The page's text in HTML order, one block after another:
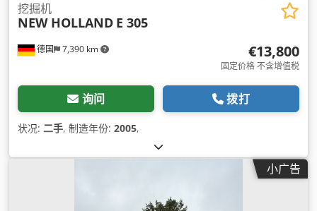
德国 7,390 km
挖掘机
NEW HOLLAND E 305
€13,800
固定价格 不含增值税
询问 拨打
状况: 二手, 制造年份: 2005,
小广告